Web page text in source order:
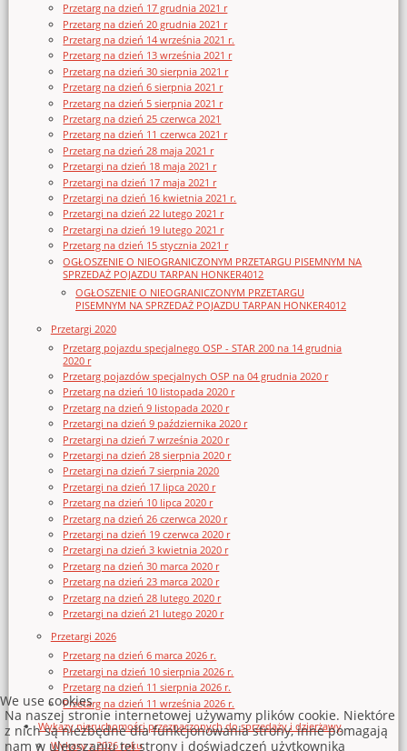
Przetarg na dzień 17 grudnia 2021 r
Przetarg na dzień 20 grudnia 2021 r
Przetarg na dzień 14 września 2021 r.
Przetarg na dzień 13 września 2021 r
Przetarg na dzień 30 sierpnia 2021 r
Przetarg na dzień 6 sierpnia 2021 r
Przetarg na dzień 5 sierpnia 2021 r
Przetarg na dzień 25 czerwca 2021
Przetarg na dzień 11 czerwca 2021 r
Przetarg na dzień 28 maja 2021 r
Przetargi na dzień 18 maja 2021 r
Przetargi na dzień 17 maja 2021 r
Przetargi na dzień 16 kwietnia 2021 r.
Przetargi na dzień 22 lutego 2021 r
Przetargi na dzień 19 lutego 2021 r
Przetarg na dzień 15 stycznia 2021 r
OGŁOSZENIE O NIEOGRANICZONYM PRZETARGU PISEMNYM NA
SPRZEDAŻ POJAZDU TARPAN HONKER4012
OGŁOSZENIE O NIEOGRANICZONYM PRZETARGU
PISEMNYM NA SPRZEDAŻ POJAZDU TARPAN HONKER4012
Przetargi 2020
Przetarg pojazdu specjalnego OSP - STAR 200 na 14 grudnia
2020 r
Przetarg pojazdów specjalnych OSP na 04 grudnia 2020 r
Przetarg na dzień 10 listopada 2020 r
Przetarg na dzień 9 listopada 2020 r
Przetargi na dzień 9 października 2020 r
Przetargi na dzień 7 września 2020 r
Przetargi na dzień 28 sierpnia 2020 r
Przetargi na dzień 7 sierpnia 2020
Przetargi na dzień 17 lipca 2020 r
Przetarg na dzień 10 lipca 2020 r
Przetarg na dzień 26 czerwca 2020 r
Przetargi na dzień 19 czerwca 2020 r
Przetargi na dzień 3 kwietnia 2020 r
Przetarg na dzień 30 marca 2020 r
Przetarg na dzień 23 marca 2020 r
Przetarg na dzień 28 lutego 2020 r
Przetargi na dzień 21 lutego 2020 r
Przetargi 2026
Przetarg na dzień 6 marca 2026 r.
Przetargi na dzień 10 sierpnia 2026 r.
Przetarg na dzień 11 sierpnia 2026 r.
Przetarg na dzień 11 września 2026 r.
Wykazy nieruchomości przeznaczonych do sprzedaży i dzierżawy
Wykazy z 2026 roku
We use cookies
Na naszej stronie internetowej używamy plików cookie. Niektóre
z nich są niezbędne dla funkcjonowania strony, inne pomagają
nam w ulepszaniu tej strony i doświadczeń użytkownika